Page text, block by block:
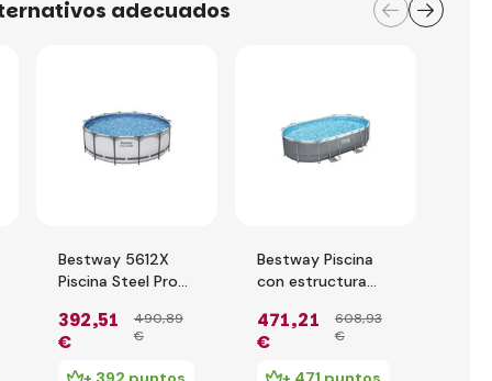
adecuados
Bestway 5612X
Piscina Steel Pro
estructura
metálica 427 cm
x 122 cm con
392,51
€
490,89
€
Bestway Piscina
con estructura
1,07m filtración de
cartucho
471,21
€
608,93
€